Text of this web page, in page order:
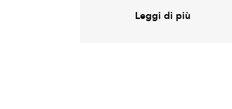
Leggi di più